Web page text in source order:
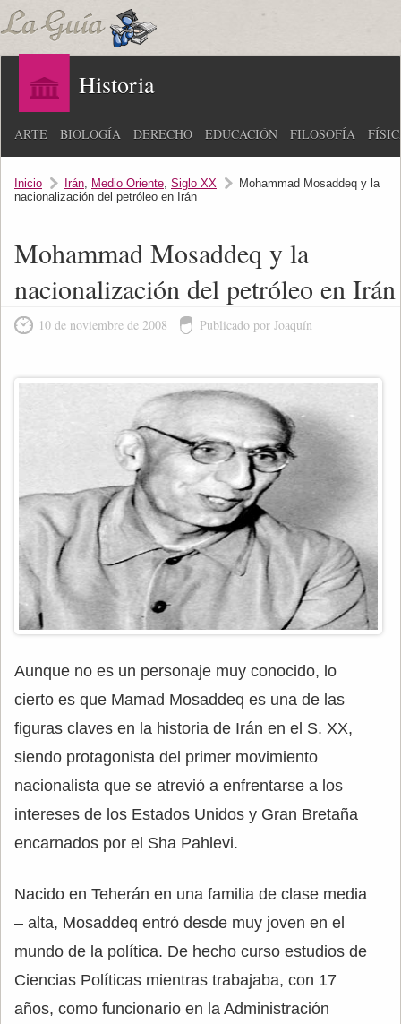
Historia
ARTE BIOLOGÍA DERECHO EDUCACIÓN FILOSOFÍA
Inicio Irán, Medio Oriente, Siglo XX
Mohammad Mosaddeq y la
nacionalización del petróleo en Irán
Mohammad Mosaddeq y la
nacionalización del petróleo en Irán
10 de noviembre de 2008 Publicado por Joaquín
Aunque no es un personaje muy conocido, lo
cierto es que Mamad Mosaddeq es una de las
figuras claves en la historia de Irán en el S. XX,
siendo protagonista del primer movimiento
nacionalista que se atrevió a enfrentarse a los
intereses de los Estados Unidos y Gran Bretaña
encarnados por el Sha Pahlevi.
Nacido en Teherán en una familia de clase media
– alta, Mosaddeq entró desde muy joven en el
mundo de la política. De hecho curso estudios de
Ciencias Políticas mientras trabajaba, con 17
años, como funcionario en la Administración